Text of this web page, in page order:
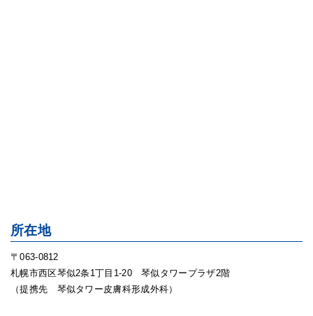
所在地
〒063-0812
札幌市西区琴似2条1丁目1-20 琴似タワープラザ2階
（提携先 琴似タワー皮膚科形成外科）